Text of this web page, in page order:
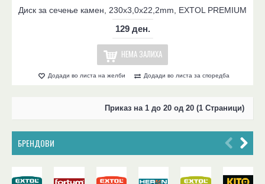
Диск за сечење камен, 230x3,0x22,2mm, EXTOL PREMIUM
129 ден.
НЕМА ЗАЛИХА
Додади во листа на желби Додади во листа за споредба
Приказ на 1 до 20 од 20 (1 Страници)
БРЕНДОВИ